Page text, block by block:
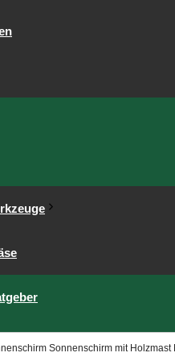
Sonnenschirm mit Holzmast